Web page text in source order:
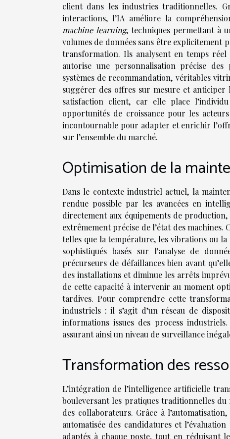
client dans les industries traditionnelles.
interactions, l’IA améliore la
machine learning, techniques permettant à
volumes de données sans être
transformation. Ils analysent en temps réel
autorise une personnalisation précise
systèmes de recommandation, véritables
suggérer des offres sur mesure et anticiper
satisfaction client, car elle place
opportunités de croissance pour les
incontournable pour adapter et enrichir
sur l’ensemble du marché.
Optimisation de la
Dans le contexte industriel actuel, la
rendue possible par les avancées en
directement aux équipements de
extrêmement précise de l’état des
telles que la température, les vibrations ou
sophistiqués basés sur l'analyse de
précurseurs de défaillances bien avant
des installations et diminue les arrêts
de cette capacité à intervenir au moment
tardives. Pour comprendre cette
industriels : il s’agit d’un réseau de
informations issues des process
assurant ainsi un niveau de surveillance
Transformation des
L’intégration de l’intelligence artificielle
bouleversant les pratiques traditionnelles
des collaborateurs. Grâce à
automatisée des candidatures et
adaptés à chaque poste, tout en réduisant